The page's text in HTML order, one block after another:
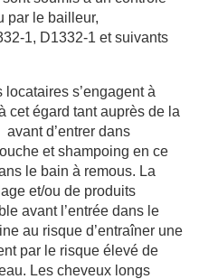
par le bailleur,
1, D1332-1 et suivants
s’engagent à
cet égard tant auprès de la
d’entrer dans
et shampoing en ce
le bain à remous. La
et/ou de produits
avant l’entrée dans le
au risque d’entraîner une
par le risque élevé de
Les cheveux longs